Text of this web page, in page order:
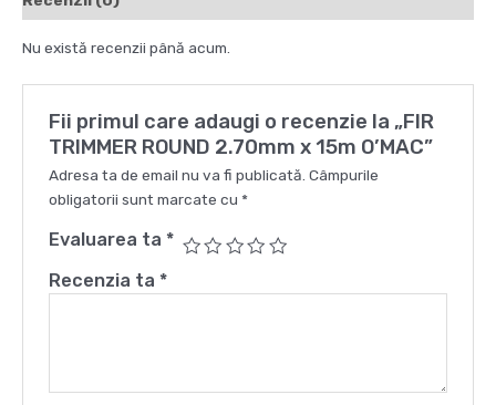
Nu există recenzii până acum.
Fii primul care adaugi o recenzie la „FIR
TRIMMER ROUND 2.70mm x 15m O’MAC”
Adresa ta de email nu va fi publicată. Câmpurile
obligatorii sunt marcate cu *
Evaluarea ta *
Recenzia ta *